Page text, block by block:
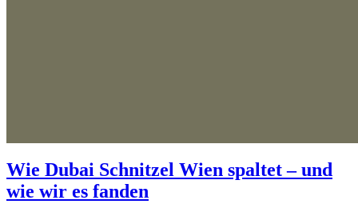
Wie Dubai Schnitzel Wien spaltet – und
wie wir es fanden